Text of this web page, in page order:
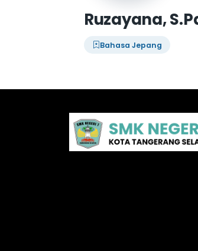
Ruzayana,
Bahasa Jepang